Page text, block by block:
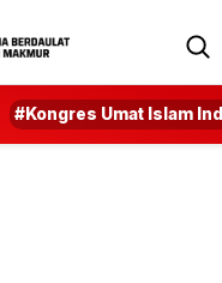
#Kongres Umat Islam